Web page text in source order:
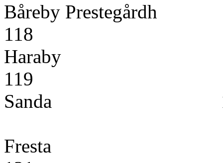
Båreby Prestegårdh
Haraby
Sanda
Fresta